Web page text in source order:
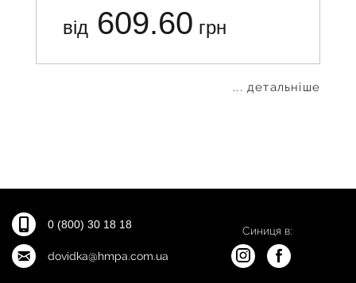
від 609.60 грн
... детальніше
0 (800) 30 18 18
dovidka@hmpa.com.ua
Синиця в: